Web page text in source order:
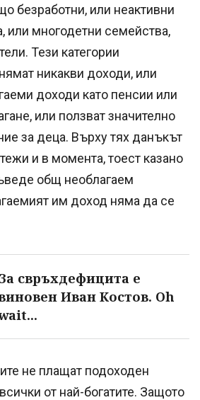
безработни, или неактивни
или многодетни семейства,
Тези категории
никакви доходи, или
доходи като пенсии или
или ползват значително
за деца. Върху тях данъкът
и в момента, тоест казано
общ необлагаем
им доход няма да се
свръхдефицита е
Иван Костов. Oh
не плащат подоходен
от най-богатите. Защото